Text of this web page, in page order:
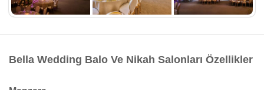
Bella Wedding Balo Ve Nikah Salonları Özellikler